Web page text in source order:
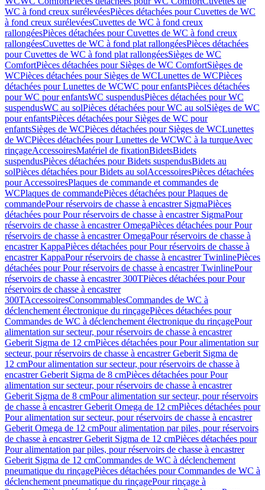
WC à fond creux surélevéesPièces détachées pour Cuvettes de WC
à fond creux surélevéesCuvettes de WC à fond creux
rallongéesPièces détachées pour Cuvettes de WC à fond creux
rallongéesCuvettes de WC à fond plat rallongéesPièces détachées
pour Cuvettes de WC à fond plat rallongéesSièges de WC
ComfortPièces détachées pour Sièges de WC ComfortSièges de
WCPièces détachées pour Sièges de WCLunettes de WCPièces
détachées pour Lunettes de WCWC pour enfantsPièces détachées
pour WC pour enfantsWC suspendusPièces détachées pour WC
suspendusWC au solPièces détachées pour WC au solSièges de WC
pour enfantsPièces détachées pour Sièges de WC pour
enfantsSièges de WCPièces détachées pour Sièges de WCLunettes
de WCPièces détachées pour Lunettes de WCWC à la turqueAvec
rinçageAccessoiresMatériel de fixationBidetsBidets
suspendusPièces détachées pour Bidets suspendusBidets au
solPièces détachées pour Bidets au solAccessoiresPièces détachées
pour AccessoiresPlaques de commande et commandes de
WCPlaques de commandePièces détachées pour Plaques de
commandePour réservoirs de chasse à encastrer SigmaPièces
détachées pour Pour réservoirs de chasse à encastrer SigmaPour
réservoirs de chasse à encastrer OmegaPièces détachées pour Pour
réservoirs de chasse à encastrer OmegaPour réservoirs de chasse à
encastrer KappaPièces détachées pour Pour réservoirs de chasse à
encastrer KappaPour réservoirs de chasse à encastrer TwinlinePièces
détachées pour Pour réservoirs de chasse à encastrer TwinlinePour
réservoirs de chasse à encastrer 300TPièces détachées pour Pour
réservoirs de chasse à encastrer
300TAccessoiresConsommablesCommandes de WC à
déclenchement électronique du rinçagePièces détachées pour
Commandes de WC à déclenchement électronique du rinçagePour
alimentation sur secteur, pour réservoirs de chasse à encastrer
Geberit Sigma de 12 cmPièces détachées pour Pour alimentation sur
secteur, pour réservoirs de chasse à encastrer Geberit Sigma de
12 cmPour alimentation sur secteur, pour réservoirs de chasse à
encastrer Geberit Sigma de 8 cmPièces détachées pour Pour
alimentation sur secteur, pour réservoirs de chasse à encastrer
Geberit Sigma de 8 cmPour alimentation sur secteur, pour réservoirs
de chasse à encastrer Geberit Omega de 12 cmPièces détachées pour
Pour alimentation sur secteur, pour réservoirs de chasse à encastrer
Geberit Omega de 12 cmPour alimentation par piles, pour réservoirs
de chasse à encastrer Geberit Sigma de 12 cmPièces détachées pour
Pour alimentation par piles, pour réservoirs de chasse à encastrer
Geberit Sigma de 12 cmCommandes de WC à déclenchement
pneumatique du rinçagePièces détachées pour Commandes de WC à
déclenchement pneumatique du rinçagePour rinçage à